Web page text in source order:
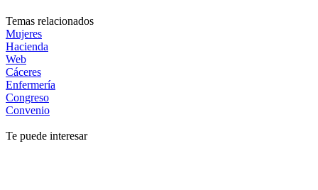
Temas relacionados
Mujeres
Hacienda
Web
Cáceres
Enfermería
Congreso
Convenio
Te puede interesar